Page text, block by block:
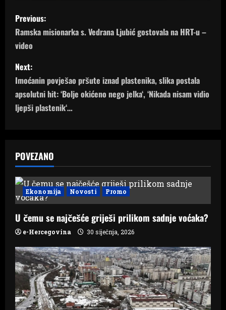
P
o
s
t
n
a
i
g
a
t
i
o
n
Previous:
Ramska misionarka s. Vedrana Ljubić gostovala na HRT-u –
video
Next:
Imoćanin povješao pršute iznad plastenika, slika postala
apsolutni hit: ‘Bolje okićeno nego jelka‘, ‘Nikada nisam vidio
ljepši plastenik‘…
POVEZANO
Ekonomija Novosti Promo
U čemu se najčešće griješi prilikom sadnje voćaka?
e-Hercegovina 30 siječnja, 2026